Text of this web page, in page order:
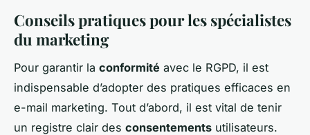
Conseils pratiques pour les spécialistes
du marketing
Pour garantir la conformité avec le RGPD, il est
indispensable d’adopter des pratiques efficaces en
e-mail marketing. Tout d’abord, il est vital de tenir
un registre clair des consentements utilisateurs.